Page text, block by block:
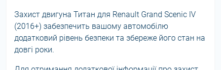
Захист двигуна Титан для Renault Grand Scenic IV
(2016+) забезпечить вашому автомобілю
додатковий рівень безпеки та збереже його стан на
довгі роки.